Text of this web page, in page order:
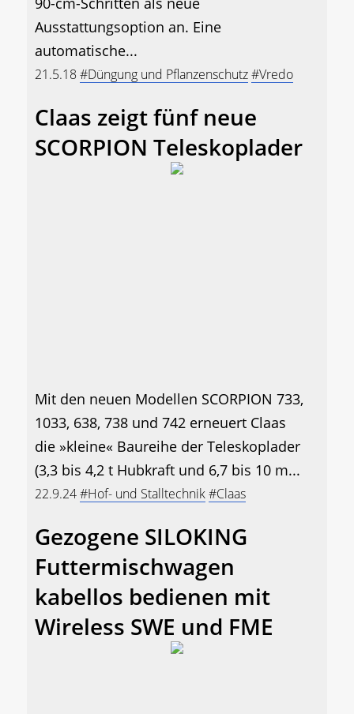
Ausstattungsoption an. Eine
automatische...
21.5.18#Düngung und Pflanzenschutz#Vredo
Claas zeigt fünf neue
SCORPION Teleskoplader
Mit den neuen Modellen SCORPION 733,
1033, 638, 738 und 742 erneuert Claas
die »kleine« Baureihe der Teleskoplader
(3,3 bis 4,2 t Hubkraft und 6,7 bis 10 m...
22.9.24#Hof- und Stalltechnik#Claas
Gezogene SILOKING
Futtermischwagen
kabellos bedienen mit
Wireless SWE und FME